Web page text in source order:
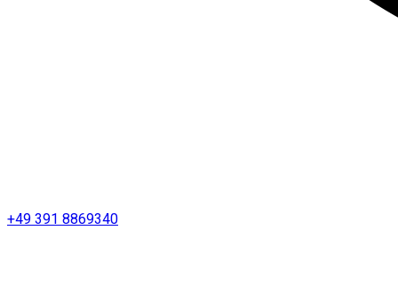
+49 391 8869340